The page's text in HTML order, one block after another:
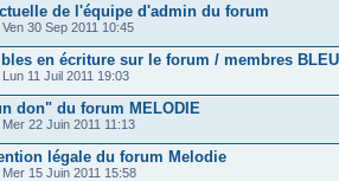
de l'équipe d'admin du forum
Ven 30 Sep 2011 10:45
en écriture sur le forum / membres BLEU
Lun 11 Juil 2011 19:03
don" du forum MELODIE
Mer 22 Juin 2011 11:13
légale du forum Melodie
Mer 15 Juin 2011 15:58